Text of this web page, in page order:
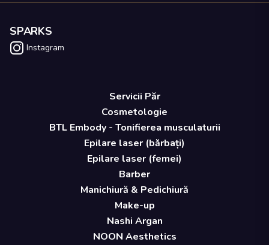
SPARKS
Instagram
Servicii Păr
Cosmetologie
BTL Embody - Tonifierea musculaturii
Epilare laser (bărbați)
Epilare laser (femei)
Barber
Manichiură & Pedichiură
Make-up
Nashi Argan
NOON Aesthetics